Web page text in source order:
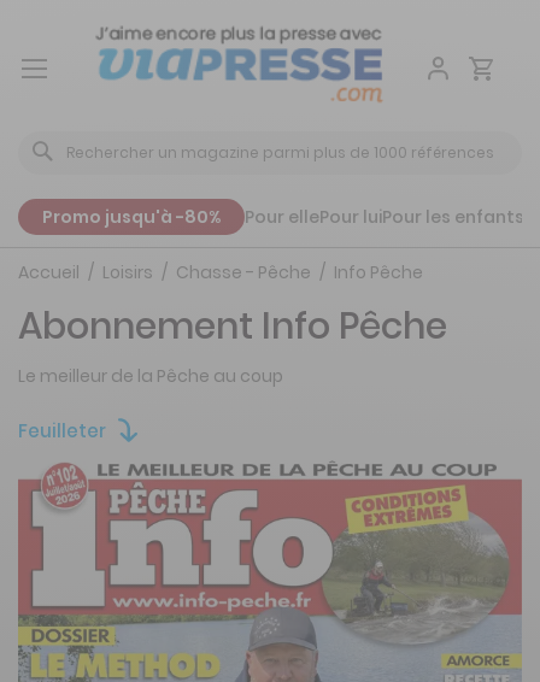
Aller
Promo jusqu'à -80% Pour ellePour luiPour les enfants
Accueil Loisirs Chasse - Pêche Info Pêche
Feuilleter
Abonnement Info Pêche
Le meilleur de la Pêche au coup